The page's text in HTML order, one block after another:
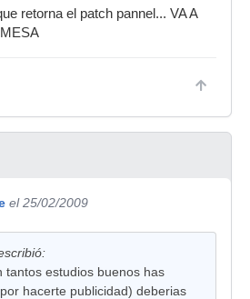
retorna el patch pannel... VA A
el 25/02/2009
tantos estudios buenos has
hacerte publicidad) deberias